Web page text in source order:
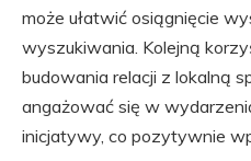
może ułatwić osiągnięcie
wyszukiwania. Kolejną
budowania relacji z lokalną
angażować się w
inicjatywy, co pozytywnie